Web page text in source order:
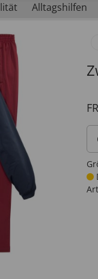
Alltagshilfen